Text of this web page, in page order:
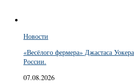
Новости
«Весёлого фермера» Джастаса
России.
07.08.2026